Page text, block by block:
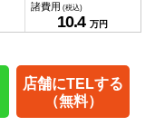
諸費用 (税込)
10.4 万円
店舗にTELする
（無料）